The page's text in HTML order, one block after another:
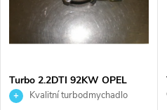
Turbo 2.2DTI 92KW OPEL
VECTRA, 2.2DiT 88KW SAAB
Kvalitní turbodmychadlo